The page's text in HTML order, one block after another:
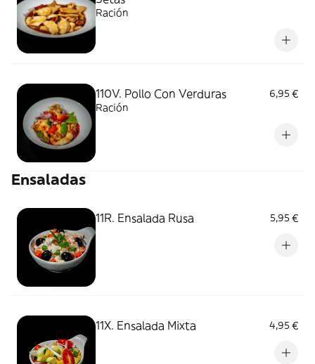
Ración
110V. Pollo Con Verduras
6,95 €
Ración
Ensaladas
11R. Ensalada Rusa 5,95 €
11X. Ensalada Mixta 4,95 €